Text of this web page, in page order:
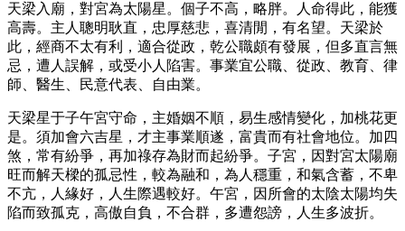
天梁入廟，對宮為太陽星。個子不高，略胖。人命得此，能獲
高壽。主人聰明耿直，忠厚慈悲，喜清閒，有名望。天梁於
此，經商不太有利，適合從政，乾公職頗有發展，但多直言無
忌，遭人誤解，或受小人陷害。事業宜公職、從政、教育、律
師、醫生、民意代表、自由業。
天梁星于子午宮守命，主婚姻不順，易生感情變化，加桃花更
是。須加會六吉星，才主事業順遂，富貴而有社會地位。加四
煞，常有紛爭，再加祿存為財而起紛爭。子宮，因對宮太陽廟
旺而解天樑的孤忌性，較為融和，為人穩重，和氣含蓄，不卑
不亢，人緣好，人生際遇較好。午宮，因所會的太陰太陽均失
陷而致孤克，高傲自負，不合群，多遭怨謗，人生多波折。